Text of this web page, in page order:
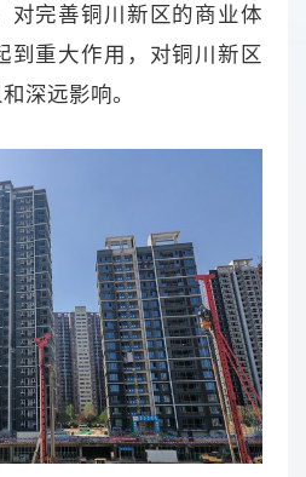
对完善铜川新区的商业体
到重大作用，对铜川新区
深远影响。